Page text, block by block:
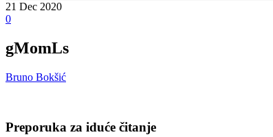
21 Dec 2020
0
gMomLs
Bruno Bokšić
Preporuka za iduće čitanje